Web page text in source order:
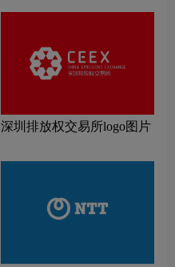
深圳排放权交易所logo图片